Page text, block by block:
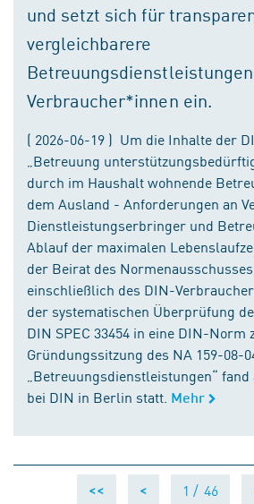
und setzt sich für
vergleichbarere
Verbraucher*innen ein.
( 2026-06-19 ) Um die Inhalte der
„Betreuung
durch im Haushalt wohnende
dem Ausland - Anforderungen an
Dienstleistungserbringer und
Ablauf der maximalen
der Beirat des
einschließlich des DIN-
der systematischen Überprüfung
DIN SPEC 33454 in eine DIN-Norm
Gründungssitzung des NA 159-08-
„Betreuungsdienstleistungen“ fand
bei DIN in Berlin statt. Mehr
<< < 1 / 46